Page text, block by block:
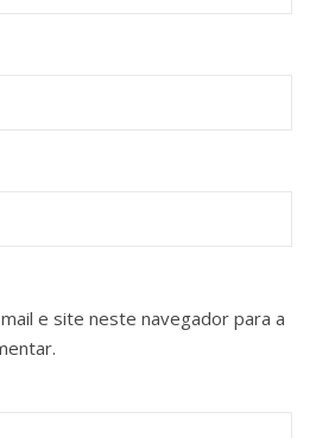
e site neste navegador para a